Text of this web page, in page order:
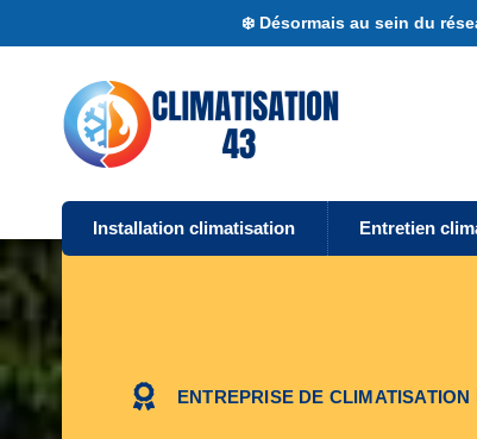
❄️ Désormais au sein du
Installation climatisation Entretien
ENTREPRISE DE CLIMATISATION